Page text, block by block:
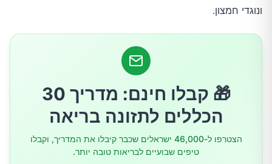
ונוגדי חמצון.
🎁 קבלו חינם: מדריך 30
הכללים לתזונה בריאה
הצטרפו ל-46,000 ישראלים שכבר קיבלו את המדריך, וקבלו
טיפים שבועיים לבריאות טובה יותר.